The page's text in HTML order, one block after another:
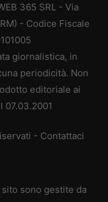
365 SRL - Via
- Codice Fiscale
giornalistica, in
periodicità. Non
editoriale ai
07.03.2001
- Contattaci
sono gestite da